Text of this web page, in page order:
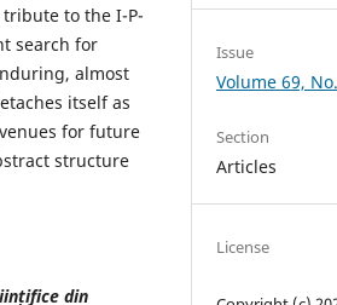
to the I-P-
search for
almost
itself as
for future
structure
din
Issue
Volume 69,
Section
Articles
License